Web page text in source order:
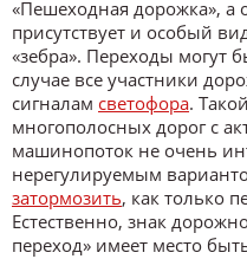
«Пешеходная дорожка», а
присутствует и особый
«зебра». Переходы могут
случае все участники
сигналам светофора.
многополосных дорог с
машинопоток не очень
нерегулируемым
затормозить, как только
Естественно, знак
переход» имеет место